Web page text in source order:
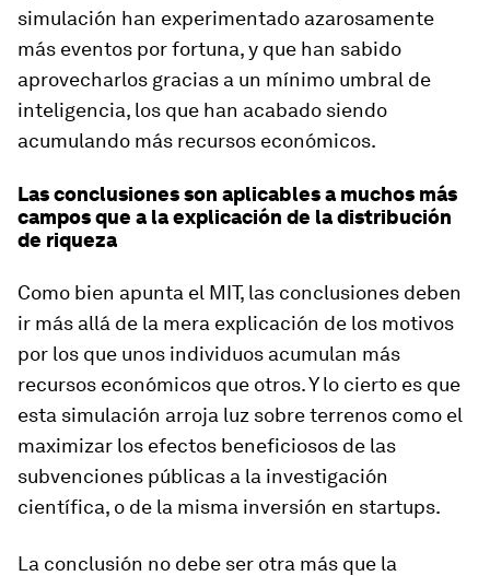
simulación han experimentado azarosamente
más eventos por fortuna, y que han sabido
aprovecharlos gracias a un mínimo umbral de
inteligencia, los que han acabado siendo
acumulando más recursos económicos.
Las conclusiones son aplicables a muchos más
campos que a la explicación de la distribución
de riqueza
Como bien apunta el MIT, las conclusiones deben
ir más allá de la mera explicación de los motivos
por los que unos individuos acumulan más
recursos económicos que otros. Y lo cierto es que
esta simulación arroja luz sobre terrenos como el
maximizar los efectos beneficiosos de las
subvenciones públicas a la investigación
científica, o de la misma inversión en startups.
La conclusión no debe ser otra más que la